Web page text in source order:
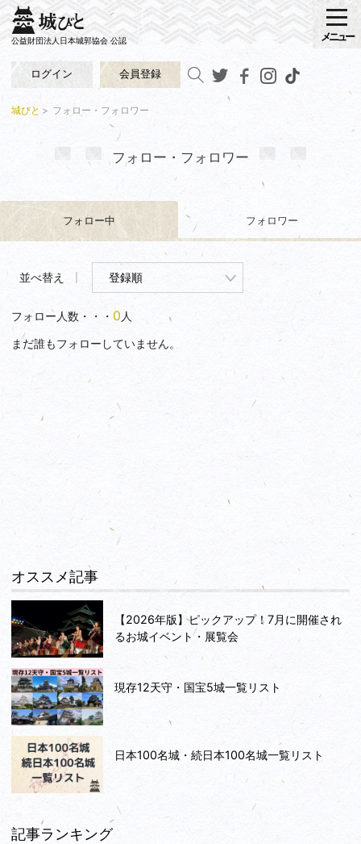
公益財団法人日本城郭協会 公認
ログイン 会員登録
メニュー
城びと フォロー・フォロワー
フォロー・フォロワー
フォロー中 フォロワー
並べ替え
フォロー人数・・・ 0人
まだ誰もフォローしていません。
オススメ記事
【2026年版】ピックアップ！7月に開催され
るお城イベント・展覧会
現存12天守・国宝5城一覧リスト
日本100名城・続日本100名城一覧リスト
記事ランキング